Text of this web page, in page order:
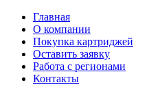
Главная
О компании
Покупка картриджей
Оставить заявку
Работа с регионами
Контакты